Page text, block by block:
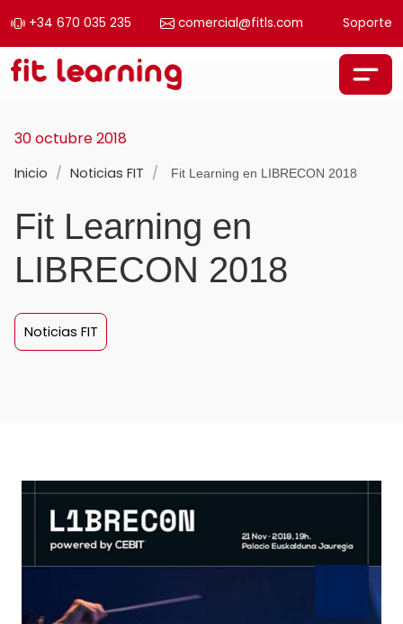
+34 670 035 235 comercial@fitls.com Soporte
Saltar al contenido
Navegación principal
30 octubre 2018
Inicio / Noticias FIT / Fit Learning en LIBRECON 2018
Fit Learning en
LIBRECON 2018
Noticias FIT